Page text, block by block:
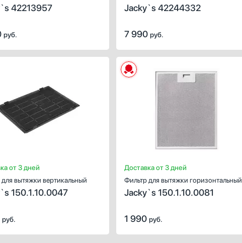
полкой
42213957
руб.
Jacky`s 42244332
7 990 руб.
для вытяжек
(шт):
серебристый
ХАРАКТЕРИСТИКИ
для вытяжек
Количество (шт):
черный
от 3 дней
вытяжки вертикальный
150.1.10.0047
руб.
Доставка от 3 дней
Фильтр для вытяжки горизонтальный
Jacky`s 150.1.10.0081
1 990 руб.